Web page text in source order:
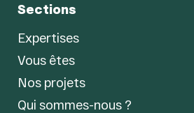
Sections
Expertises
Vous êtes
Nos projets
Qui sommes-nous ?